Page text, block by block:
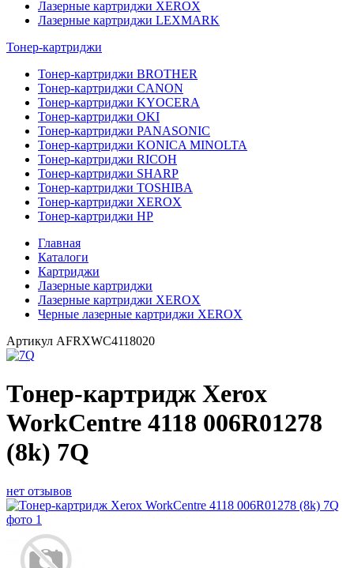
Лазерные картриджи XEROX
Лазерные картриджи LEXMARK
Тонер-картриджи
Тонер-картриджи BROTHER
Тонер-картриджи CANON
Тонер-картриджи KYOCERA
Тонер-картриджи OKI
Тонер-картриджи PANASONIC
Тонер-картриджи KONICA MINOLTA
Тонер-картриджи RICOH
Тонер-картриджи SHARP
Тонер-картриджи TOSHIBA
Тонер-картриджи XEROX
Тонер-картриджи HP
Главная
Каталоги
Картриджи
Лазерные картриджи
Лазерные картриджи XEROX
Черные лазерные картриджи XEROX
Артикул AFRXWC4118020
Тонер-картридж Xerox
WorkCentre 4118 006R01278
(8k) 7Q
нет отзывов